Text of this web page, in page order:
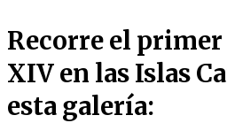
Recorre el primer
XIV en las Islas
esta galería: